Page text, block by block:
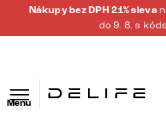
Nákupy bez DPH 21% sleva
do 9. 8. s
Menu